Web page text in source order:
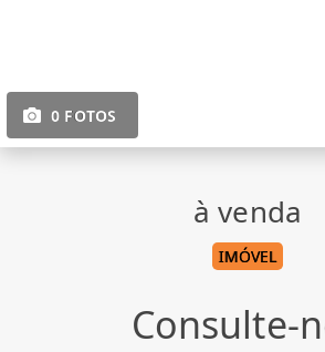
0 FOTOS
à venda
IMÓVEL
Consulte-